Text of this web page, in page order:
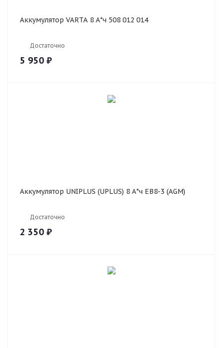
Аккумулятор VARTA 8 А*ч 508 012 014
Достаточно
5 950 ₽
Аккумулятор UNIPLUS (UPLUS) 8 А*ч EB8-3 (AGM)
Достаточно
2 350 ₽